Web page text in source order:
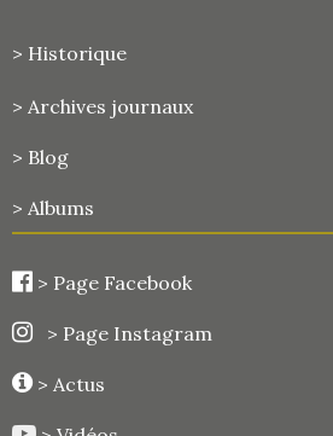
> Historique
> Archives journaux
> Blog
> Albums
> Page Facebook
> Page Instagram
> Actus